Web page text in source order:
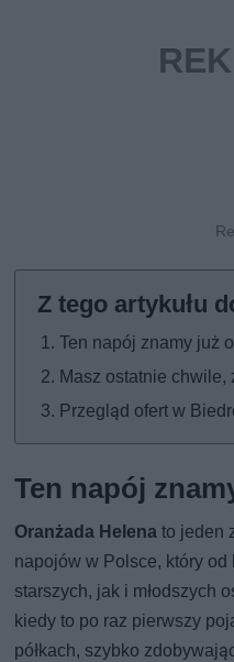
Ten napój znamy już
Masz ostatnie chwile,
Przegląd ofert w
Ten napój
Oranżada Helena to jeden
napojów w Polsce, który
starszych, jak i młodszych
kiedy to po raz pierwszy
półkach, szybko